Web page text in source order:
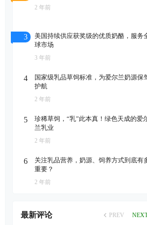
2 年前
3
美国持续供应获奖级的优质奶酪，服务
球市场
3 年前
4
国家级乳品草饲标准，为爱尔兰奶源保
护航
2 年前
5
珍稀草饲，“乳”此本真！绿色天成的爱
兰乳业
2 年前
6
关注乳品营养，奶源、饲养方式到底有
重要？
2 年前
最新评论 PREV